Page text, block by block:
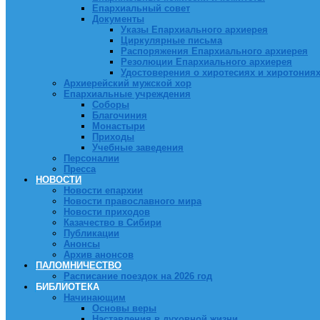
Епархиальный совет
Документы
Указы Епархиального архиерея
Циркулярные письма
Распоряжения Епархиального архиерея
Резолюции Епархиального архиерея
Удостоверения о хиротесиях и хиротониях
Архиерейский мужской хор
Епархиальные учреждения
Соборы
Благочиния
Монастыри
Приходы
Учебные заведения
Персоналии
Пресса
НОВОСТИ
Новости епархии
Новости православного мира
Новости приходов
Казачество в Сибири
Публикации
Анонсы
Архив анонсов
ПАЛОМНИЧЕСТВО
Расписание поездок на 2026 год
БИБЛИОТЕКА
Начинающим
Основы веры